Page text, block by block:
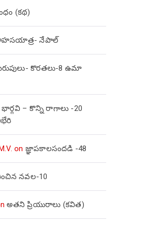
(కథ)
నేపాల్‌
కొరతలు-8 ఉమా
– కొన్ని రాగాలు -20
on జ్ఞాపకాలసందడి -48
నవల-10
అతని ప్రియురాలు (కవిత)